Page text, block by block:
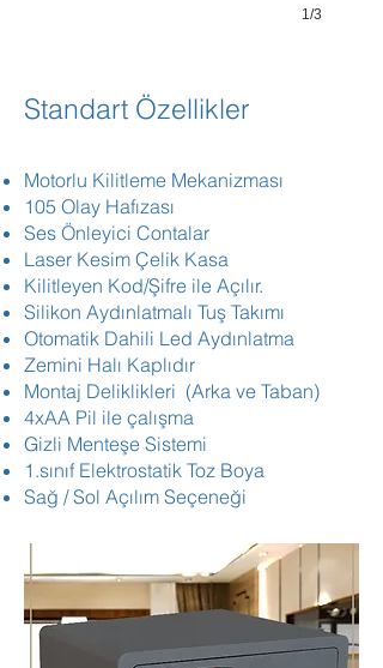
1/3
Standart Özellikler
Motorlu Kilitleme Mekanizması
105 Olay Hafızası
Ses Önleyici Contalar
Laser Kesim Çelik Kasa
Kilitleyen Kod/Şifre ile Açılır.
Silikon Aydınlatmalı Tuş Takımı
Otomatik Dahili Led Aydınlatma
Zemini Halı Kaplıdır
Montaj Deliklikleri (Arka ve Taban)
4xAA Pil ile çalışma
Gizli Menteşe Sistemi
1.sınıf Elektrostatik Toz Boya
Sağ / Sol Açılım Seçeneği